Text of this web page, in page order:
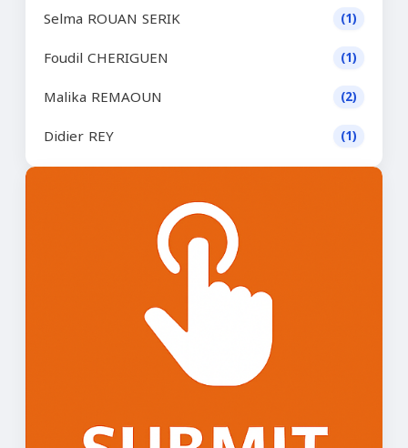
Selma ROUAN SERIK (1)
Foudil CHERIGUEN (1)
Malika REMAOUN (2)
Didier REY (1)